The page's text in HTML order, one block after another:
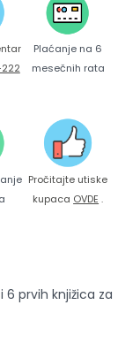
Plaćanje na 6
mesečnih rata
Pročitajte utiske
kupaca OVDE .
prvih knjižica za